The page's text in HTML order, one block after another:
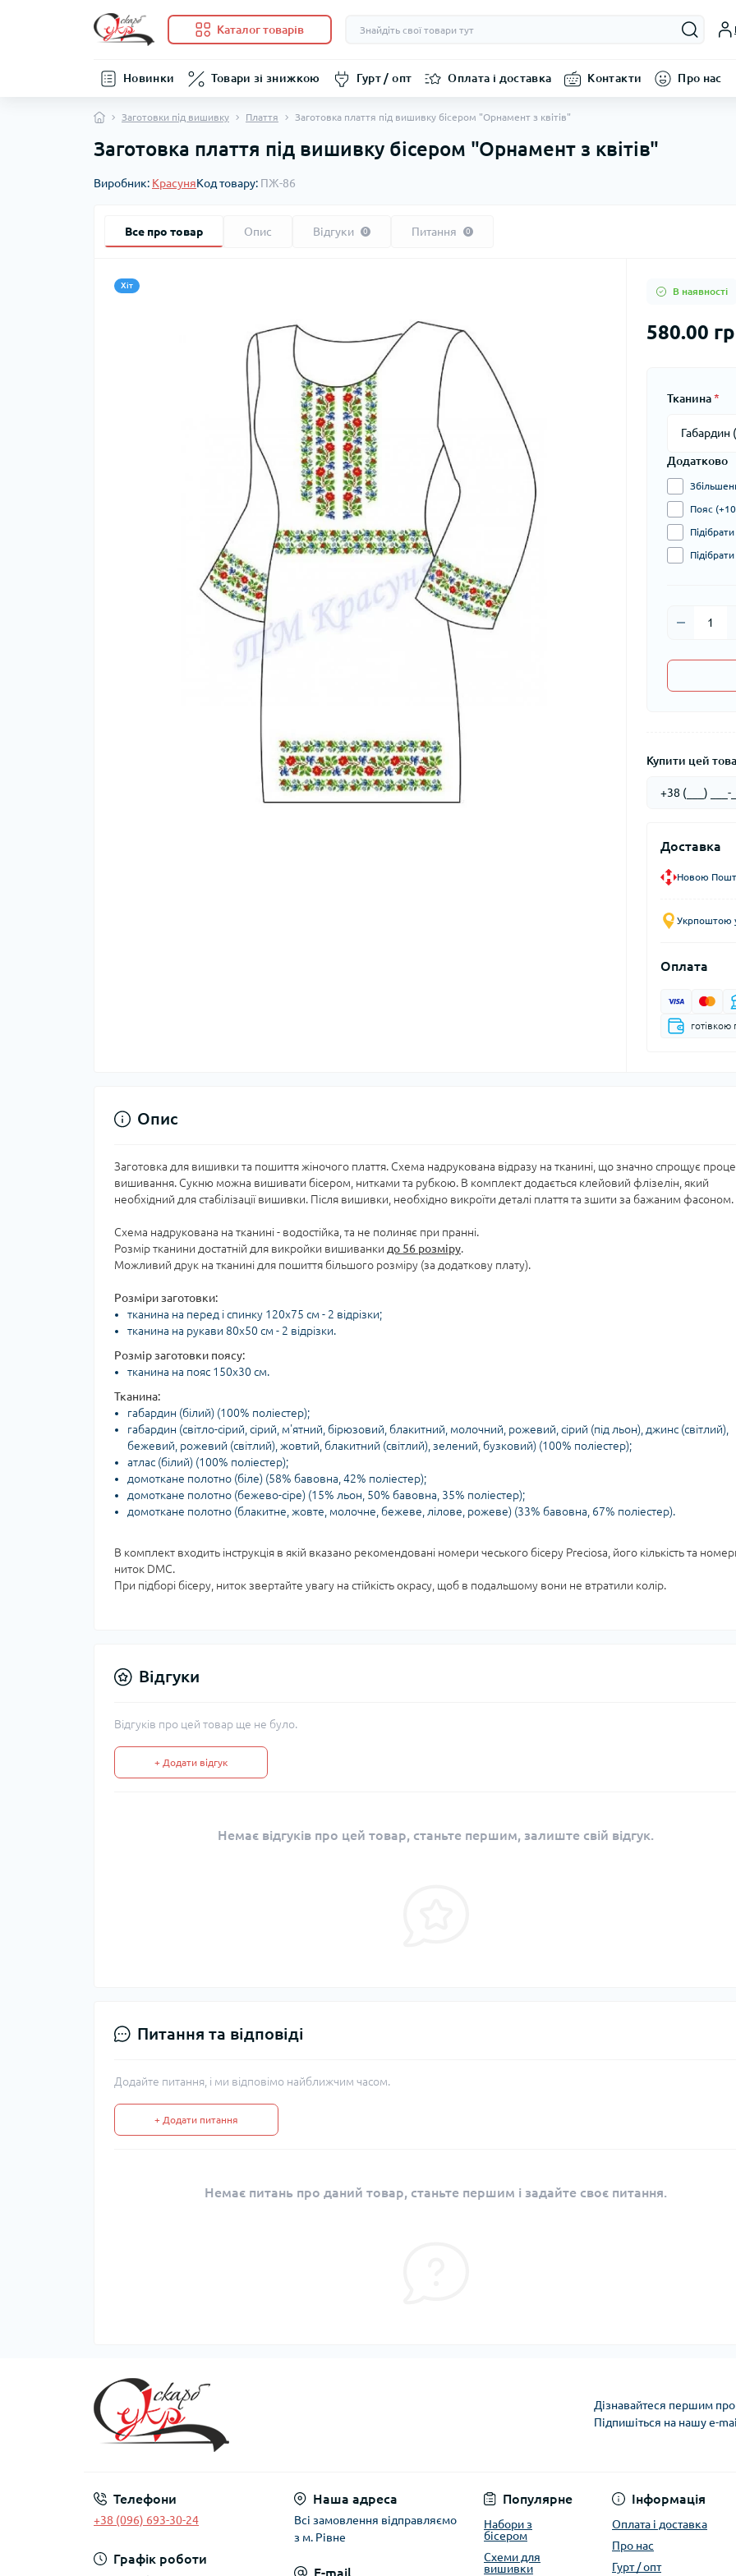
Каталог товарів
Новинки Товари зі знижкою Гурт / опт Оплата і доставка Контакти Про нас
Заготовки під вишивку Плаття Заготовка плаття під вишивку бісером "Орнамент з квітів"
Заготовка плаття під вишивку бісером "Орнамент з квітів"
Виробник: КрасуняКод товару: ПЖ-86
Все про товар Опис Відгуки 0 Питання 0
Хіт
В наявності
580.00
Тканина*
Додатково
Пояс
Купити цей
Доставка
Новою
Укрпоштою у
Оплата
готівкою
Опис
Заготовка для вишивки та пошиття жіночого плаття. Схема надрукована відразу на тканині, що значно спрощує
вишивання. Сукню можна вишивати бісером, нитками та рубкою. В комплект додається клейовий флізелін, який
необхідний для стабілізації вишивки. Після вишивки, необхідно викроїти деталі плаття та зшити за бажаним фасоном.
Схема надрукована на тканині - водостійка, та не полиняє при пранні.
Розмір тканини достатній для викройки вишиванки до 56 розміру.
Можливий друк на тканині для пошиття більшого розміру (за додаткову плату).
Розміри заготовки:
тканина на перед і спинку 120х75 см - 2 відрізки;
тканина на рукави 80х50 см - 2 відрізки.
Розмір заготовки поясу:
тканина на пояс 150х30 см.
Тканина:
габардин (білий) (100% поліестер);
габардин (світло-сірий, сірий, м'ятний, бірюзовий, блакитний, молочний, рожевий, сірий (під льон), джинс (світлий),
бежевий, рожевий (світлий), жовтий, блакитний (світлий), зелений, бузковий) (100% поліестер);
атлас (білий) (100% поліестер);
домоткане полотно (біле) (58% бавовна, 42% поліестер);
домоткане полотно (бежево-сіре) (15% льон, 50% бавовна, 35% поліестер);
домоткане полотно (блакитне, жовте, молочне, бежеве, лілове, рожеве) (33% бавовна, 67% поліестер).
В комплект входить інструкція в якій вказано рекомендовані номери чеського бісеру Preciosa, його кількість та
ниток DMC.
При підборі бісеру, ниток звертайте увагу на стійкість окрасу, щоб в подальшому вони не втратили колір.
Відгуки
Відгуків про цей товар ще не було.
+ Додати відгук
Немає відгуків про цей товар, станьте першим, залиште свій відгук.
Питання та відповіді
Додайте питання, і ми відповімо найближчим часом.
+ Додати питання
Немає питань про даний товар, станьте першим і задайте своє питання.
Дізнавайтеся першим про
Підпишіться на нашу e-
Телефони
+38 (096) 693-30-24
Графік роботи
Наша адреса
Всі замовлення відправляємо
з м. Рівне
E-mail
Популярне
Набори з
бісером
Схеми для
вишивки
Інформація
Оплата і доставка
Про нас
Гурт / опт